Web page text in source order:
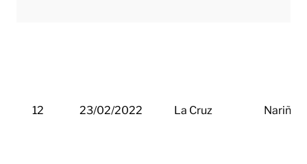
12 23/02/2022 La Cruz Nariño